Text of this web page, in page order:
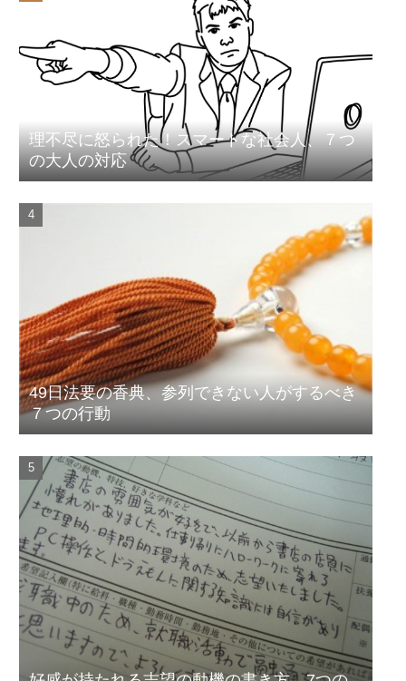
理不尽に怒られた！スマートな社会人、７つ
の大人の対応
49日法要の香典、参列できない人がするべき
７つの行動